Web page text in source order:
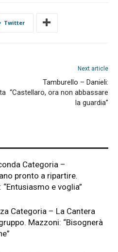
Twitter
Next article
Tamburello – Danieli:
“Castellaro, ora non abbassare
la guardia”
Categoria –
pronto a ripartire.
“Entusiasmo e voglia”
Categoria – La Cantera
Mazzoni: “Bisognerà